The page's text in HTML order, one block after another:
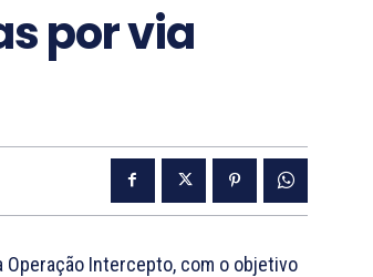
por via
Intercepto, com o objetivo